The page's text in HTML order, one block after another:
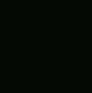
vers vous
promis